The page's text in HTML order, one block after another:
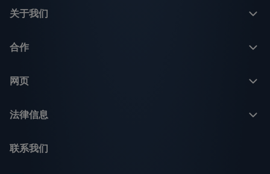
关于我们
合作
网页
法律信息
联系我们